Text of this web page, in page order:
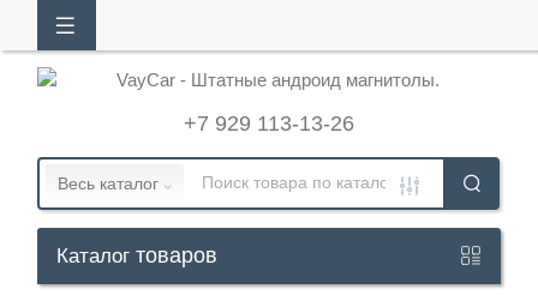
ТОВАРОВ
+7 929 113-13-26
Весь каталог
Каталог товаров